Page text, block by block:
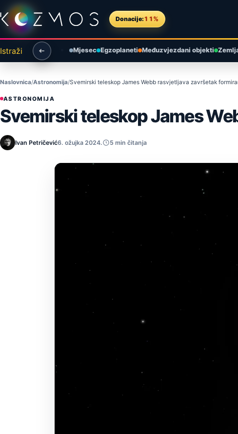
Preskoči na sadržaj
Donacije: 11%
Istraži Mjesec Egzoplaneti Međuzvjezdani objekti
Naslovnica Astronomija Svemirski teleskop James Webb rasvjetljava završetak
ASTRONOMIJA
Svemirski teleskop James
Ivan Petričević6. ožujka 2024. 5 min čitanja